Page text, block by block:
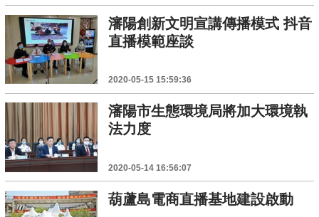
瀋陽創新文明宣講傳播模式 抖音
直播模範座談
2020-05-15 15:59:36
瀋陽市生態環境局將加大環境執
法力度
2020-05-14 16:56:07
葫蘆島電商直播基地建設啟動